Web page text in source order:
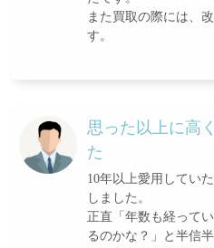
また買取の際には、
す。
思った以上に高
た
10年以上愛用してい
しました。
正直「年数も経って
るのかな？」と半信